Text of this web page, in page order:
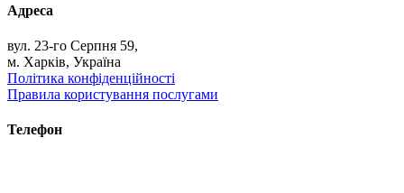
Адреса
вул. 23-го Серпня 59,
м. Харків, Україна
Політика конфіденційності
Правила користування послугами
Телефон